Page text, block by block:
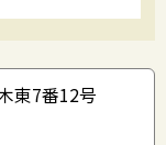
東7番12号